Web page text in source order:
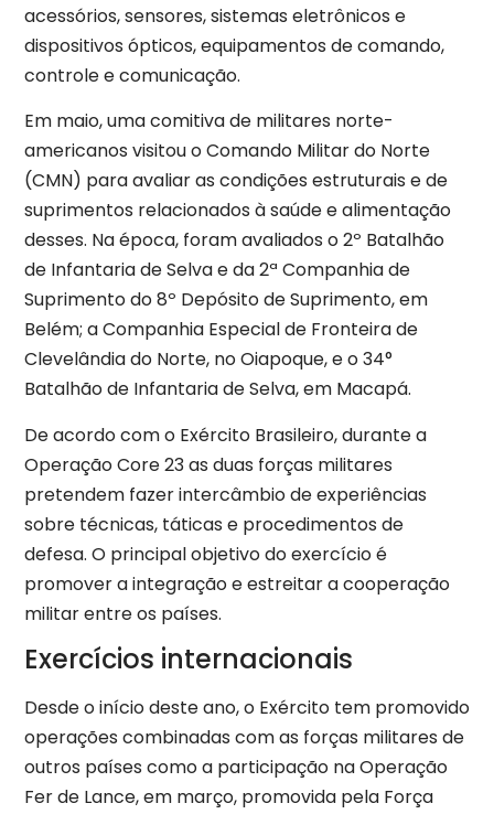
acessórios, sensores, sistemas eletrônicos e
dispositivos ópticos, equipamentos de comando,
controle e comunicação.
Em maio, uma comitiva de militares norte-
americanos visitou o Comando Militar do Norte
(CMN) para avaliar as condições estruturais e de
suprimentos relacionados à saúde e alimentação
desses. Na época, foram avaliados o 2º Batalhão
de Infantaria de Selva e da 2ª Companhia de
Suprimento do 8º Depósito de Suprimento, em
Belém; a Companhia Especial de Fronteira de
Clevelândia do Norte, no Oiapoque, e o 34°
Batalhão de Infantaria de Selva, em Macapá.
De acordo com o Exército Brasileiro, durante a
Operação Core 23 as duas forças militares
pretendem fazer intercâmbio de experiências
sobre técnicas, táticas e procedimentos de
defesa. O principal objetivo do exercício é
promover a integração e estreitar a cooperação
militar entre os países.
Exercícios internacionais
Desde o início deste ano, o Exército tem promovido
operações combinadas com as forças militares de
outros países como a participação na Operação
Fer de Lance, em março, promovida pela Força